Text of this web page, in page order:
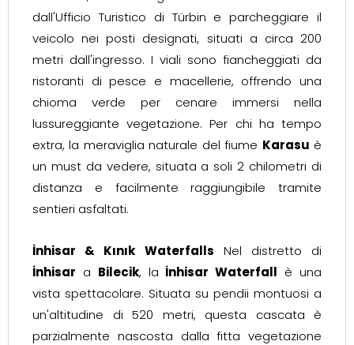
dall'Ufficio Turistico di Türbin e parcheggiare il
veicolo nei posti designati, situati a circa 200
metri dall'ingresso. I viali sono fiancheggiati da
ristoranti di pesce e macellerie, offrendo una
chioma verde per cenare immersi nella
lussureggiante vegetazione. Per chi ha tempo
extra, la meraviglia naturale del fiume Karasu è
un must da vedere, situata a soli 2 chilometri di
distanza e facilmente raggiungibile tramite
sentieri asfaltati.
İnhisar & Kınık Waterfalls Nel distretto di
İnhisar a Bilecik, la İnhisar Waterfall è una
vista spettacolare. Situata su pendii montuosi a
un'altitudine di 520 metri, questa cascata è
parzialmente nascosta dalla fitta vegetazione